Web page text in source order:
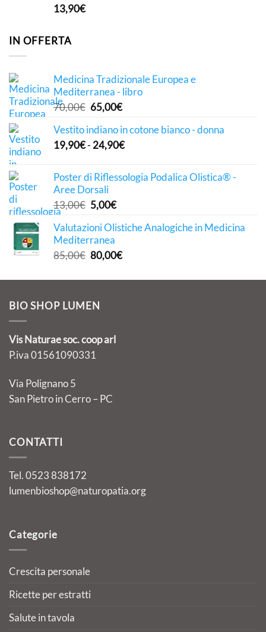
13,90€
IN OFFERTA
Medicina Tradizionale Europea e
Mediterranea - libro
70,00€ Il
originale
era:
65,00€Il
attuale
è:
Vestito indiano in cotone bianco - donna
19,90€- 24,90€
Poster di Riflessologia Podalica Olistica® -
Aree Dorsali
13,00€ Il
originale
era:
13,00€.
5,00€Il
attuale
5,00€.
Valutazioni Olistiche Analogiche in Medicina
Mediterranea
85,00€ Il
originale
85,00€.
80,00€Il
attuale
BIO SHOP LUMEN
Vis Naturae soc. coop arl
P.iva 01561090331
Via Polignano 5
San Pietro in Cerro – PC
CONTATTI
Tel. 0523 838172
lumenbioshop@naturopatia.org
Categorie
Crescita personale
Ricette per estratti
Salute in tavola